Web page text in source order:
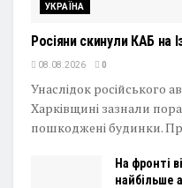
УКРАЇНА
Росіяни скинули КАБ на
08.08.2026 0
Унаслідок російського
Харківщині зазнали
пошкоджені будинки.
На фронті
найбільше